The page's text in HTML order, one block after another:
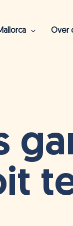
Over